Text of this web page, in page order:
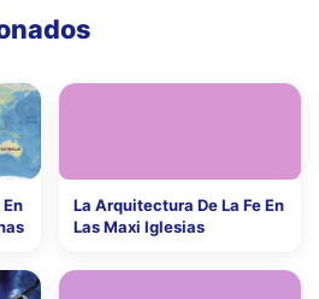
La Arquitectura De La Fe En
Las Maxi Iglesias